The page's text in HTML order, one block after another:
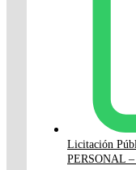
Licitación
PERSONAL